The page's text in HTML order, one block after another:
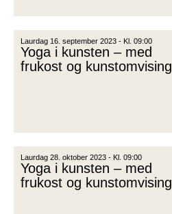
Laurdag 16. september 2023 - Kl. 09:00
Yoga i kunsten – med
frukost og kunstomvising
Laurdag 28. oktober 2023 - Kl. 09:00
Yoga i kunsten – med
frukost og kunstomvising